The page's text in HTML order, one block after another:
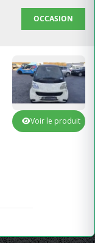
OCCASION
Voir le produit